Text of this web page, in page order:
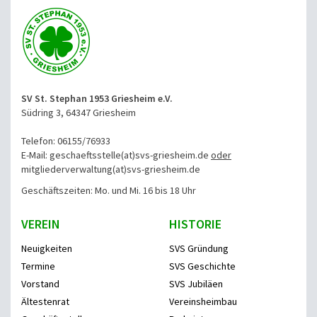
SV St. Stephan 1953 Griesheim e.V.
Südring 3, 64347 Griesheim
Telefon: 06155/76933
E-Mail: geschaeftsstelle(at)svs-griesheim.de oder
mitgliederverwaltung(at)svs-griesheim.de
Geschäftszeiten: Mo. und Mi. 16 bis 18 Uhr
VEREIN
Neuigkeiten
Termine
Vorstand
Ältestenrat
HISTORIE
SVS Gründung
SVS Geschichte
SVS Jubiläen
Vereinsheimbau